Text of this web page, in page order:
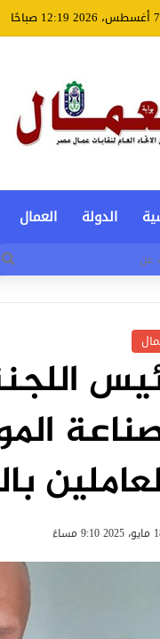
الدولة العمال
مساءً